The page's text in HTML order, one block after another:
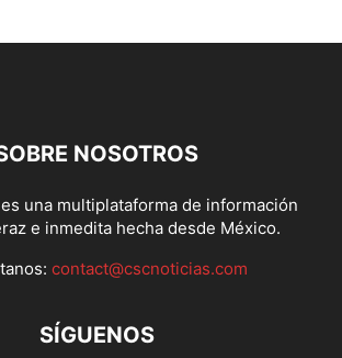
NOSOTROS
una multiplataforma de información
e inmedita hecha desde México.
contact@cscnoticias.com
SÍGUENOS